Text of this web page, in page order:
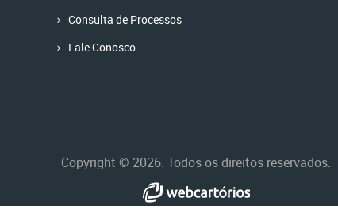
Consulta de Processos
Fale Conosco
Copyright © 2026. Todos os direitos reservados.